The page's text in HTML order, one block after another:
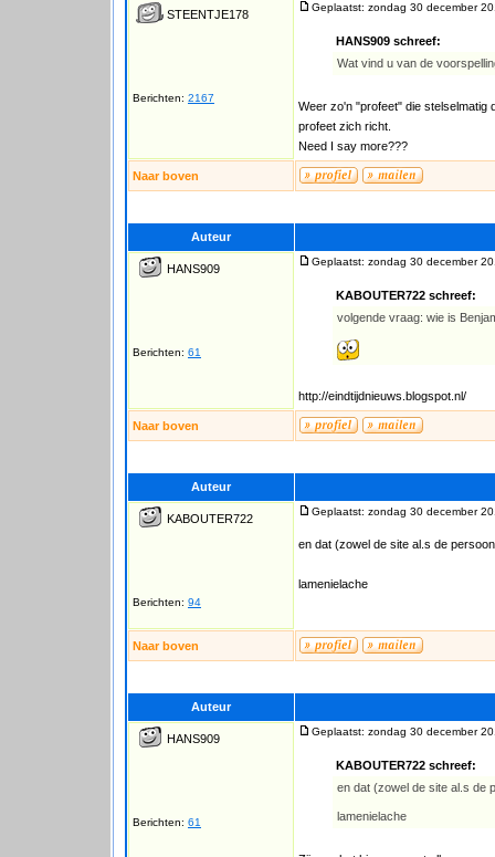
STEENTJE178
Berichten: 2167
Geplaatst: zondag 30 december
HANS909 schreef:
Wat vind u van de
Weer zo'n "profeet" die stelselmatig
profeet zich richt.
Need I say more???
Naar boven
Auteur
HANS909
Berichten: 61
Geplaatst: zondag 30 december
KABOUTER722 schreef:
volgende vraag: wie is
http://eindtijdnieuws.blogspot.nl/
Naar boven
Auteur
KABOUTER722
Berichten: 94
Geplaatst: zondag 30 december
en dat (zowel de site al.s de
lamenielache
Naar boven
Auteur
HANS909
Berichten: 61
Geplaatst: zondag 30 december
KABOUTER722 schreef:
en dat (zowel de site al.s de
lamenielache